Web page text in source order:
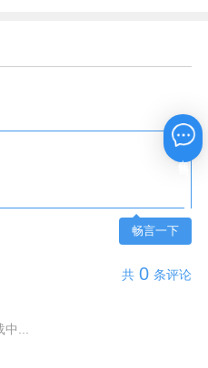
畅言一下
共 0 条评论
中...